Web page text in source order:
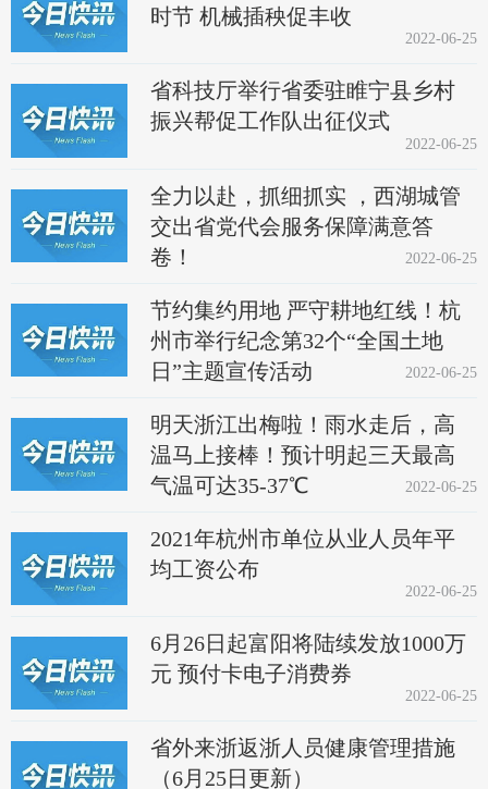
时节 机械插秧促丰收
2022-06-25
省科技厅举行省委驻睢宁县乡村
振兴帮促工作队出征仪式
2022-06-25
全力以赴，抓细抓实 ，西湖城管
交出省党代会服务保障满意答
卷！
2022-06-25
节约集约用地 严守耕地红线！杭
州市举行纪念第32个“全国土地
日”主题宣传活动
2022-06-25
明天浙江出梅啦！雨水走后，高
温马上接棒！预计明起三天最高
气温可达35-37℃
2022-06-25
2021年杭州市单位从业人员年平
均工资公布
2022-06-25
6月26日起富阳将陆续发放1000万
元 预付卡电子消费券
2022-06-25
省外来浙返浙人员健康管理措施
（6月25日更新）